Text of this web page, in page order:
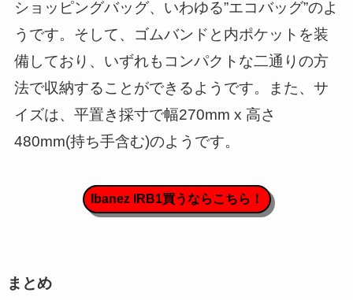
ショッピングバッグ、いわゆる”エコバッグ”のよ
うです。そして、ゴムバンドと内ポケットを装
備しており、いずれもコンパクトな二通りの方
法で収納することができるようです。また、サ
イズは、平置き採寸で幅270mm x 高さ
480mm(持ち手含む)のようです。
Ibanez IRB1買うならこちら！
まとめ